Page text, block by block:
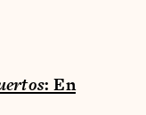
: En